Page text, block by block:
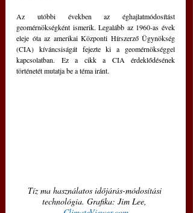
Az utóbbi években az éghajlatmódosítást
geomérnökségként ismerik. Legalább az 1960-as évek
eleje óta az amerikai Központi Hírszerző Ügynökség
(CIA) kíváncsiságát fejezte ki a geomérnökséggel
kapcsolatban. Ez a cikk a CIA érdeklődésének
történetét mutatja be a téma iránt.
Tíz ma használatos időjárás-módosítási
technológia. Grafika: Jim Lee,